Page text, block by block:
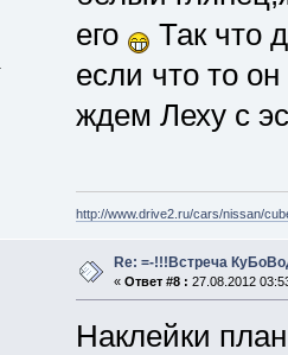
его
Так что
если что то
ждем Леху с
http://www.drive2.ru/cars/nissan/
Re: =-!!!Встреча
« Ответ #8 : 27.08.2012
Наклейки